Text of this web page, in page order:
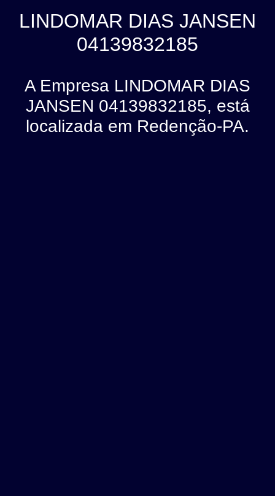
LINDOMAR DIAS JANSEN
04139832185
A Empresa LINDOMAR DIAS
JANSEN 04139832185, está
localizada em Redenção-PA.